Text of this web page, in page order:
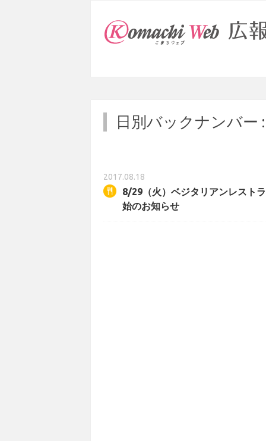
日別バックナンバー
2017.08.18
8/29（火）ベジタリアンレスト
始のお知らせ